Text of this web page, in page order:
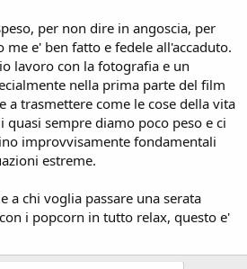
per non dire in angoscia, per
e' ben fatto e fedele all'accaduto.
lavoro con la fotografia e un
nella prima parte del film
a trasmettere come le cose della vita
sempre diamo poco peso e ci
improvvisamente fondamentali
estreme.
a chi voglia passare una serata
i popcorn in tutto relax, questo e'